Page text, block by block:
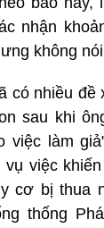
nhận
không
có nhiều đề
sau khi
việc làm
việc
cơ bị thua
thống